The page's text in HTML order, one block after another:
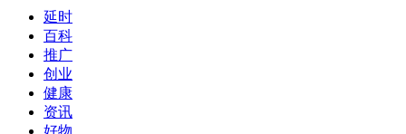
延时
百科
推广
创业
健康
资讯
好物